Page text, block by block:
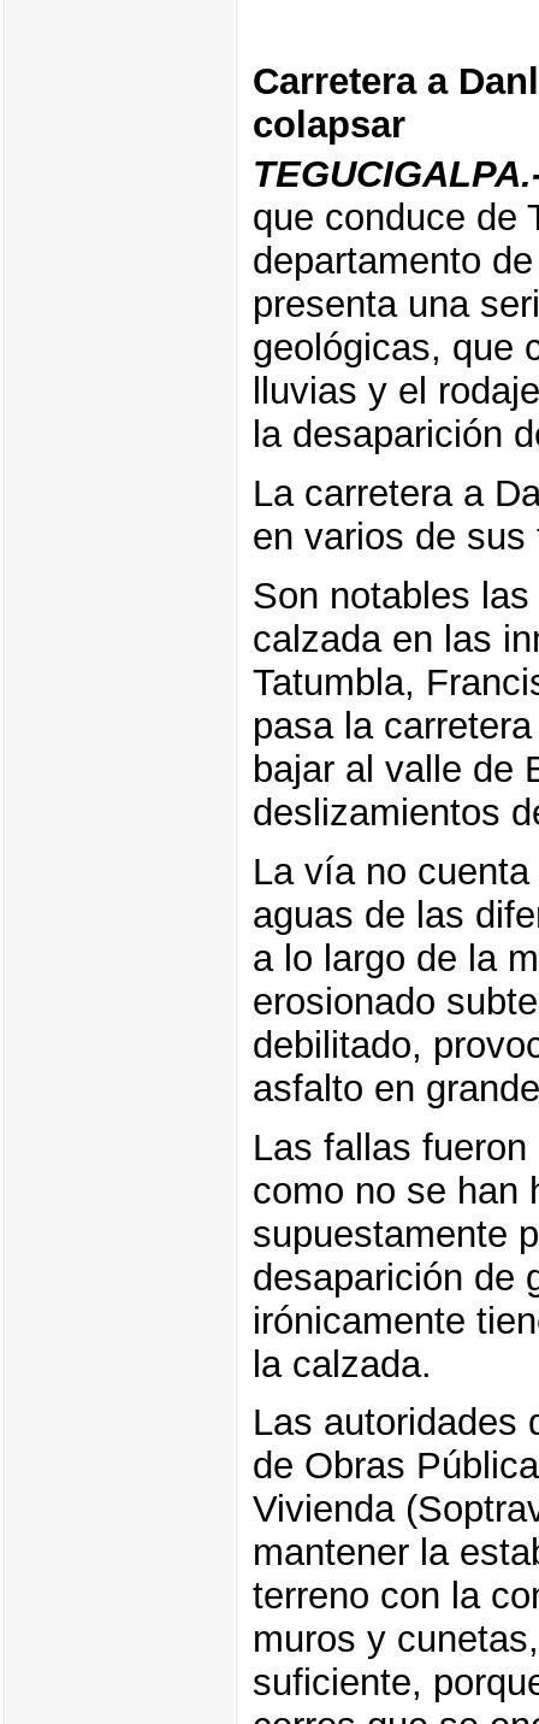
Carretera a
colapsar
que conduce de
departamento
presenta una
geológicas, que
lluvias y el
la desaparición
La carretera a
en varios de sus
Son notables
calzada en las
Tatumbla,
pasa la
bajar al valle de
deslizamientos
La vía no
aguas de las
a lo largo de la
erosionado
debilitado,
asfalto en
Las fallas
como no se han
supuestamente
desaparición de
irónicamente
la calzada.
Las autoridades
de Obras
Vivienda
mantener la
terreno con la
muros y
suficiente,